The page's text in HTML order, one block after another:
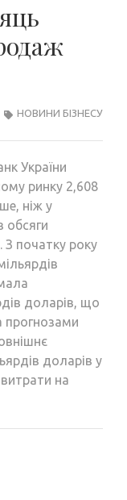
НОВИНИ БІЗНЕСУ
України
ринку 2,608
ніж у
З початку року
доларів, що
прогнозами
доларів у
на